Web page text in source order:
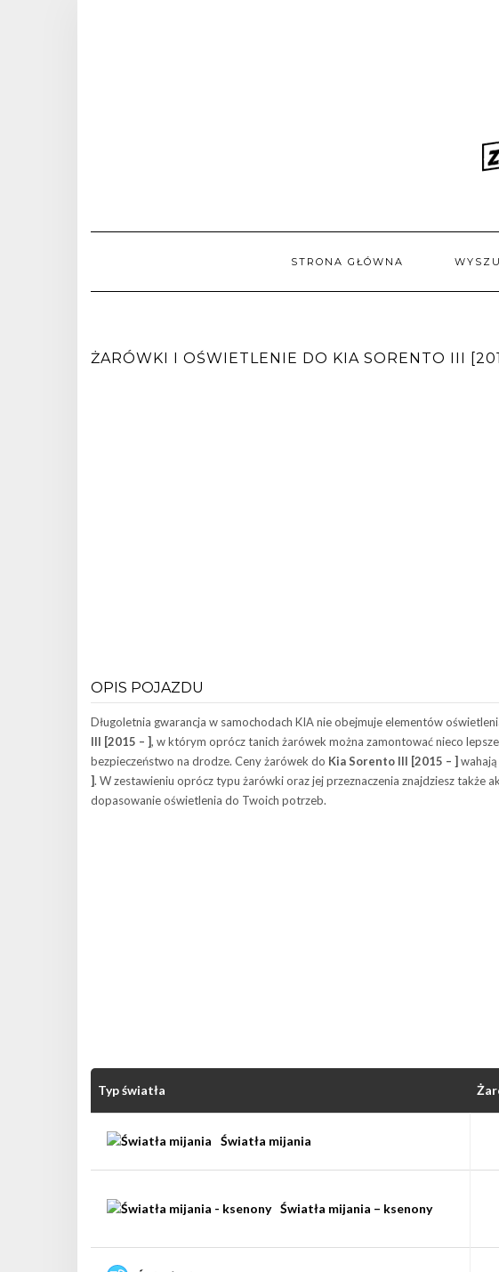
STRONA GŁÓWNA
ŻARÓWKI I OŚWIETLENIE DO KIA SORENTO III
OPIS POJAZDU
Długoletnia gwarancja w samochodach KIA nie obejmuje elementów
III [2015 – ], w którym oprócz tanich żarówek można zamontować nieco
bezpieczeństwo na drodze. Ceny żarówek do Kia Sorento III [2015 – ]
]. W zestawieniu oprócz typu żarówki oraz jej przeznaczenia znajdziesz także
dopasowanie oświetlenia do Twoich potrzeb.
Typ światła
Światła mijania
Światła mijania – ksenony